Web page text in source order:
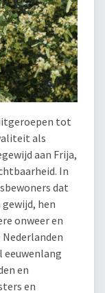
tot
als
aan Frija,
In
dat
hen
onweer en
eeuwenlang
en
en